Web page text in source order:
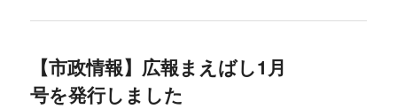
【市政情報】広報まえばし1月
号を発行しました